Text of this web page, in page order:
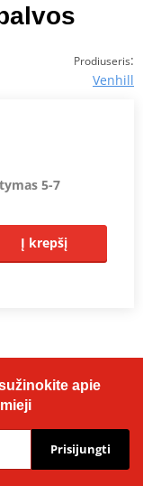
Prodiuseris:
Venhill
5-7
Į krepšį
apie
Prisijungti